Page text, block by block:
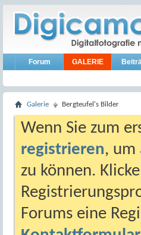
Forum GALERIE
Galerie Bergteufel's Bilder
Wenn Sie zum
registrieren, um
zu können.
Forums eine